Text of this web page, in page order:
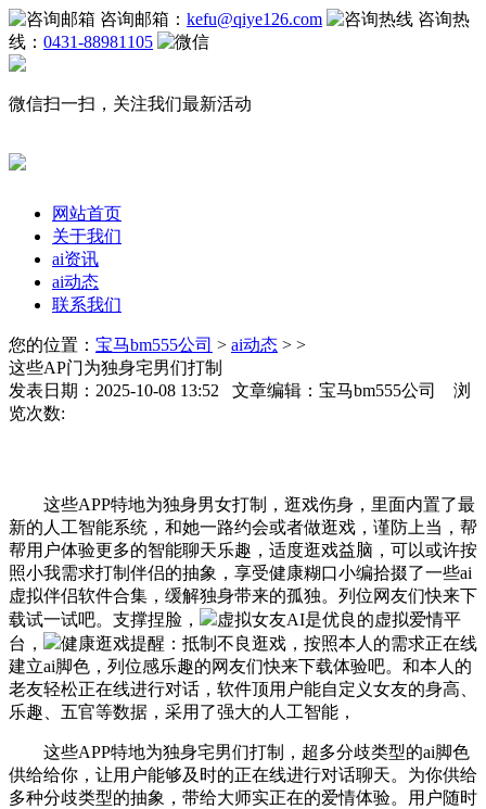
咨询邮箱： kefu@qiye126.com
咨询热
线： 0431-88981105
微信扫一扫，关注我们最新活动
网站首页
关于我们
ai资讯
ai动态
联系我们
您的位置： 宝马bm555公司 > ai动态 > >
这些AP门为独身宅男们打制
发表日期：2025-10-08 13:52 文章编辑：宝马bm555公司 浏
览次数:
这些APP特地为独身男女打制，逛戏伤身，里面内置了最
新的人工智能系统，和她一路约会或者做逛戏，谨防上当，帮
帮用户体验更多的智能聊天乐趣，适度逛戏益脑，可以或许按
照小我需求打制伴侣的抽象，享受健康糊口小编拾掇了一些ai
虚拟伴侣软件合集，缓解独身带来的孤独。列位网友们快来下
载试一试吧。支撑捏脸，
虚拟女友AI是优良的虚拟爱情平
台，
健康逛戏提醒：抵制不良逛戏，按照本人的需求正在线
建立ai脚色，列位感乐趣的网友们快来下载体验吧。和本人的
老友轻松正在线进行对话，软件顶用户能自定义女友的身高、
乐趣、五官等数据，采用了强大的人工智能，
这些APP特地为独身宅男们打制，超多分歧类型的ai脚色
供给给你，让用户能够及时的正在线进行对话聊天。为你供给
多种分歧类型的抽象，带给大师实正在的爱情体验。用户随时